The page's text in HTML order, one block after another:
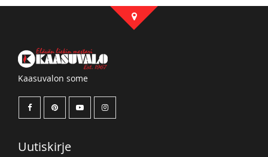
Kaasuvalon some
Uutiskirje